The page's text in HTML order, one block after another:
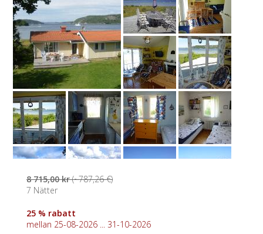
8 715,00 kr(~787,26 €)
7 Nätter
25 % rabatt
mellan 25-08-2026 ... 31-10-2026